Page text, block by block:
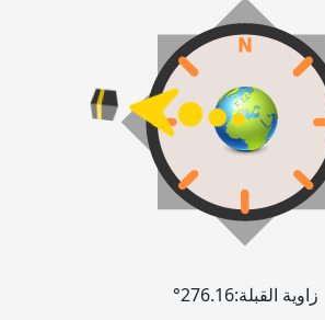
زاوية القبلة:276.16°